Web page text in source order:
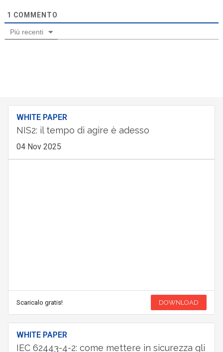
1 COMMENTO
Più recenti
WHITE PAPER
NIS2: il tempo di agire è adesso
04 Nov 2025
Scaricalo gratis! DOWNLOAD
WHITE PAPER
IEC 62443-4-2: come mettere in sicurezza gli